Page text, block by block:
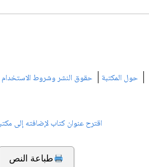
| حول المكتبة | حقوق النشر وشروط الاستخدام
اقترح عنوان كتاب لإضافته إلى
طباعة النص